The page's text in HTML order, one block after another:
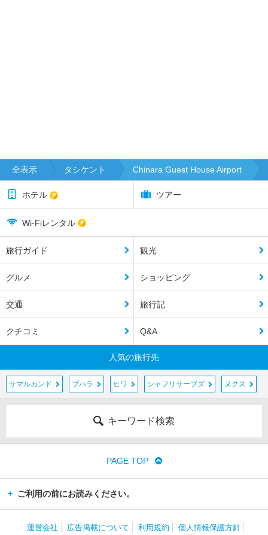
全表示 タシケント Chinara Guest House Airport
ホテル ツアー
Wi-Fiレンタル
旅行ガイド 観光
グルメ ショッピング
交通 旅行記
クチコミ Q&A
人気の旅行先
サマルカンド ブハラ ヒワ シャフリサーブズ ヌクス
キーワード検索
PAGE TOP
ご利用の前にお読みください。
運営会社 広告掲載について 利用規約 個人情報保護方針